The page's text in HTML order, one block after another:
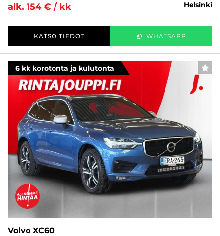
alk. 154 € / kk
helsinki
KATSO TIEDOT WHATSAPP
6 kk korotonta ja kulutonta
Volvo XC60